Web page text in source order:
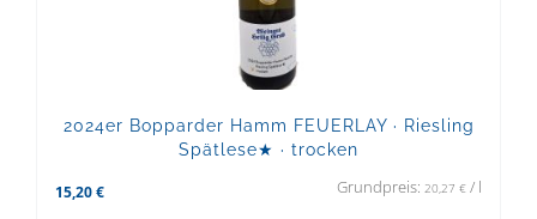
2024er Bopparder Hamm FEUERLAY · Riesling
Spätlese★ · trocken
15,20 € Grundpreis: 20,27 € / l